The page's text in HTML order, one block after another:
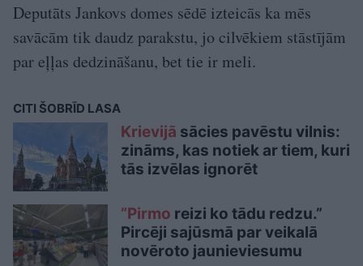
Deputāts Jankovs domes sēdē izteicās ka mēs
savācām tik daudz parakstu, jo cilvēkiem stāstījām
par eļļas dedzināšanu, bet tie ir meli.
CITI ŠOBRĪD LASA
Krievijā sācies pavēstu vilnis:
zināms, kas notiek ar tiem, kuri
tās izvēlas ignorēt
“Pirmo reizi ko tādu redzu.”
Pircēji sajūsmā par veikalā
novēroto jaunieviesumu